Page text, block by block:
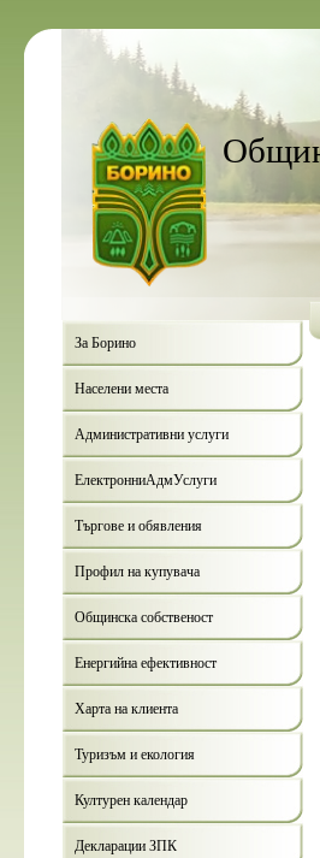
За Борино
Населени места
Административни услуги
ЕлектронниАдмУслуги
Търгове и обявления
Профил на купувача
Общинска собственост
Енергийна ефективност
Харта на клиента
Туризъм и екология
Културен календар
Декларации ЗПК